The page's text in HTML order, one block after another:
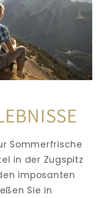
Sommerfrische
in der Zugspitz
imposanten
Sie in